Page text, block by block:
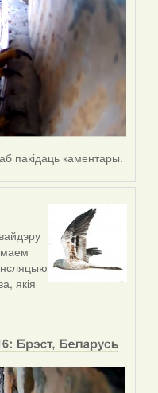
пакідаць каментары.
маем
якія